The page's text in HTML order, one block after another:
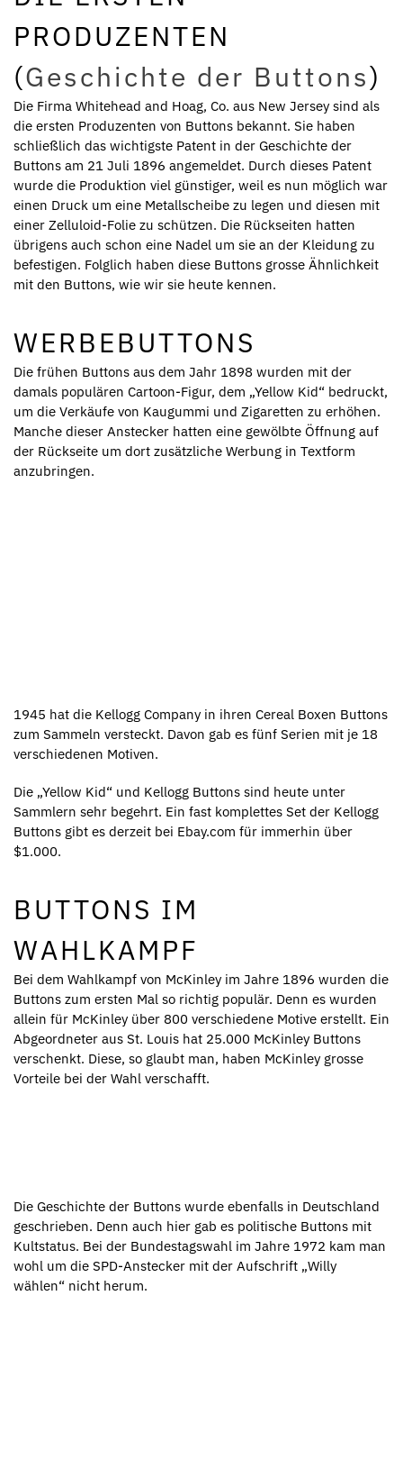
PRODUZENTEN
(Geschichte der Buttons)
Die Firma Whitehead and Hoag, Co. aus New Jersey sind als
die ersten Produzenten von Buttons bekannt. Sie haben
schließlich das wichtigste Patent in der Geschichte der
Buttons am 21 Juli 1896 angemeldet. Durch dieses Patent
wurde die Produktion viel günstiger, weil es nun möglich war
einen Druck um eine Metallscheibe zu legen und diesen mit
einer Zelluloid-Folie zu schützen. Die Rückseiten hatten
übrigens auch schon eine Nadel um sie an der Kleidung zu
befestigen. Folglich haben diese Buttons grosse Ähnlichkeit
mit den Buttons, wie wir sie heute kennen.
WERBEBUTTONS
Die frühen Buttons aus dem Jahr 1898 wurden mit der
damals populären Cartoon-Figur, dem „Yellow Kid“ bedruckt,
um die Verkäufe von Kaugummi und Zigaretten zu erhöhen.
Manche dieser Anstecker hatten eine gewölbte Öffnung auf
der Rückseite um dort zusätzliche Werbung in Textform
anzubringen.
1945 hat die Kellogg Company in ihren Cereal Boxen Buttons
zum Sammeln versteckt. Davon gab es fünf Serien mit je 18
verschiedenen Motiven.
Die „Yellow Kid“ und Kellogg Buttons sind heute unter
Sammlern sehr begehrt. Ein fast komplettes Set der Kellogg
Buttons gibt es derzeit bei Ebay.com für immerhin über
$1.000.
BUTTONS IM
WAHLKAMPF
Bei dem Wahlkampf von McKinley im Jahre 1896 wurden die
Buttons zum ersten Mal so richtig populär. Denn es wurden
allein für McKinley über 800 verschiedene Motive erstellt. Ein
Abgeordneter aus St. Louis hat 25.000 McKinley Buttons
verschenkt. Diese, so glaubt man, haben McKinley grosse
Vorteile bei der Wahl verschafft.
Die Geschichte der Buttons wurde ebenfalls in Deutschland
geschrieben. Denn auch hier gab es politische Buttons mit
Kultstatus. Bei der Bundestagswahl im Jahre 1972 kam man
wohl um die SPD-Anstecker mit der Aufschrift „Willy
wählen“ nicht herum.